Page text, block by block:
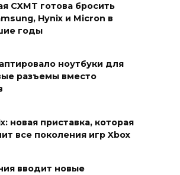
CXMT готова бросить
Hynix и Micron в
годы
ноутбуки для
разъемы вместо
новая приставка, которая
все поколения игр Xbox
вводит новые